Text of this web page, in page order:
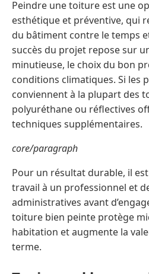
Peindre une toiture est une
esthétique et préventive, qui
du bâtiment contre le temps
succès du projet repose sur
minutieuse, le choix du bon
conditions climatiques. Si les
conviennent à la plupart des
polyuréthane ou réflectives
techniques supplémentaires.
core/paragraph
Pour un résultat durable, il
travail à un professionnel et
administratives avant
toiture bien peinte protège
habitation et augmente la
terme.